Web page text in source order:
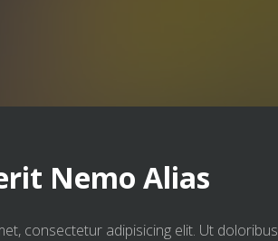
Nemo Alias
consectetur adipisicing elit. Ut doloribus